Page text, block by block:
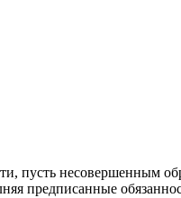
пусть несовершенным
предписанные